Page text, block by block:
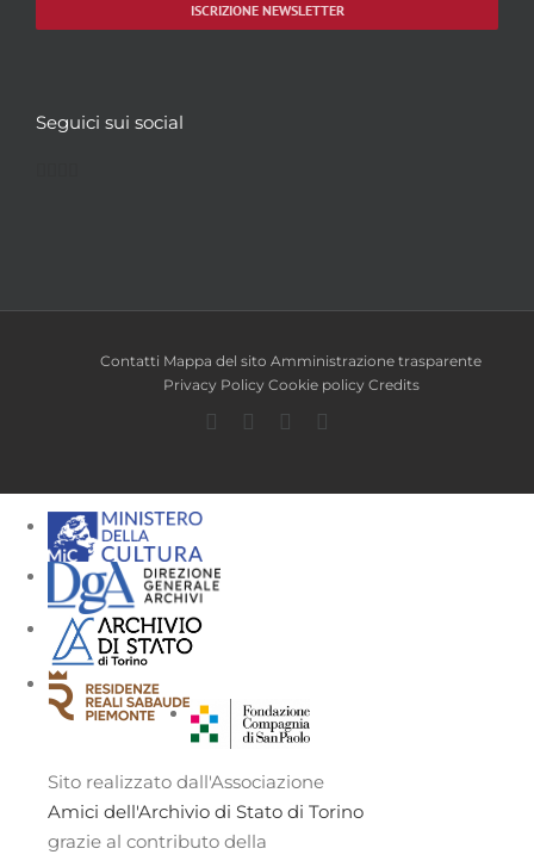
ISCRIZIONE NEWSLETTER
Seguici sui social
Contatti Mappa del sito Amministrazione trasparente
Privacy Policy Cookie policy Credits
Facebook
TwitterYouTube
Sito realizzato dall'Associazione
Amici dell'Archivio di Stato di Torino
grazie al contributo della